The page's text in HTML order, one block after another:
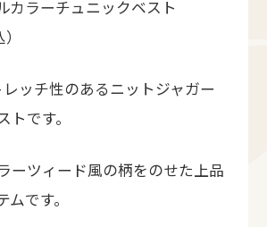
カラーチュニックベスト
ッチ性のあるニットジャガー
トです。
ーツィード風の柄をのせた上品
です。